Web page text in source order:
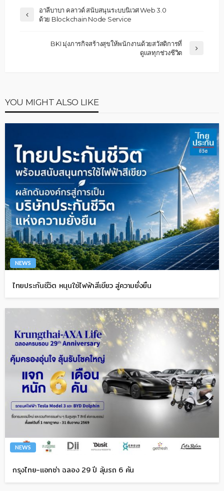
อาลีบาบา คลาวด์ สนับสนุนระบบนิเวศ Web 3.0
ด้วย Blockchain Node Service
BKI มุ่งภารกิจสร้างสุขให้พนักงานด้วยสวัสดิการที่
ดูเเลทุกช่วงชีวิต
YOU MIGHT ALSO LIKE
NEWS
ไทยประกันชีวิต หนุนใช้ไฟฟ้าสีเขียว สู่ความยั่งยืน
NEWS
กรุงไทย-แอกซ่า ฉลอง 29 ปี ลุ้นรถ 6 คัน